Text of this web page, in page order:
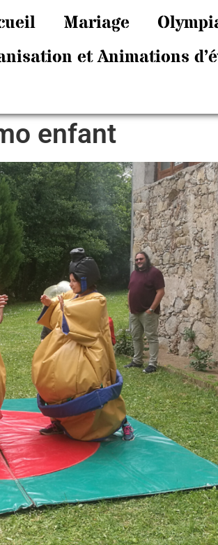
Mariage
et Animations
enfant